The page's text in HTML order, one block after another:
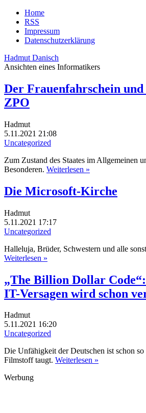
Home
RSS
Impressum
Datenschutzerklärung
Hadmut Danisch
Ansichten eines Informatikers
Der Frauenfahrschein und
ZPO
Hadmut
5.11.2021 21:08
Uncategorized
Zum Zustand des Staates im Allgemeinen
Besonderen. Weiterlesen »
Die Microsoft-Kirche
Hadmut
5.11.2021 17:17
Uncategorized
Halleluja, Brüder, Schwestern und alle
Weiterlesen »
„The Billion Dollar Code“:
IT-Versagen wird schon
Hadmut
5.11.2021 16:20
Uncategorized
Die Unfähigkeit der Deutschen ist schon so
Filmstoff taugt. Weiterlesen »
Werbung